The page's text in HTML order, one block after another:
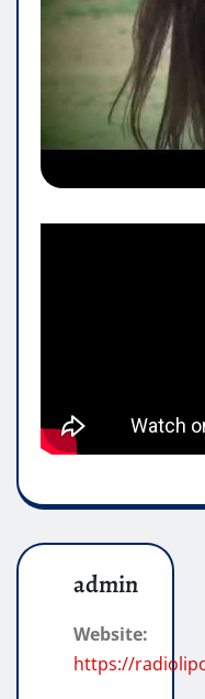
admin
Website:
https://